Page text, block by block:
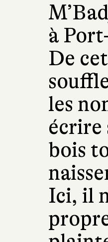
à
De
les
écrire
bois
Ici, il